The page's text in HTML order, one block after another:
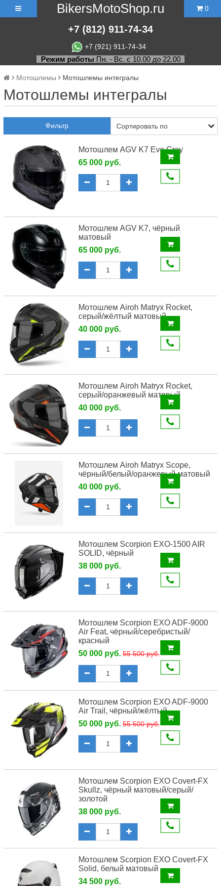
BikersMotoShop.ru
+7 (812) 911-74-34
+7 (921) 911-74-34
0
Режим работы Пн. - Вс. с 10.00 до 22.00
Мотошлемы Мотошлемы интегралы
Мотошлемы интегралы
Фильтр
Мотошлем AGV K7 Evo Grey
65 000 руб.
Мотошлем AGV K7, чёрный
матовый
65 000 руб.
Мотошлем Airoh Matryx Rocket,
серый/жёлтый матовый
40 000 руб.
Мотошлем Airoh Matryx Rocket,
серый/оранжевый матовый
40 000 руб.
Мотошлем Airoh Matryx Scope,
чёрный/белый/оранжевый матовый
40 000 руб.
Мотошлем Scorpion EXO-1500 AIR
SOLID, чёрный
38 000 руб.
Мотошлем Scorpion EXO ADF-9000
Air Feat, чёрный/серебристый/
красный
50 000 руб.55 500 руб.
Мотошлем Scorpion EXO ADF-9000
Air Trail, чёрный/жёлтый
50 000 руб.55 500 руб.
Мотошлем Scorpion EXO Covert-FX
Skullz, чёрный матовый/серый/
золотой
38 000 руб.
Мотошлем Scorpion EXO Covert-FX
Solid, белый матовый
34 500 руб.